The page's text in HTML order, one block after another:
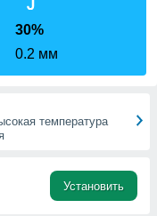
30%
0.2 мм
температура
Установить